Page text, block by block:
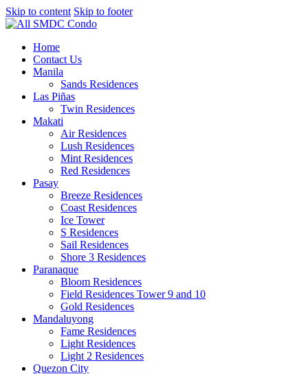
Skip to content Skip to footer
Home
Contact Us
Manila
Sands Residences
Las Piñas
Twin Residences
Makati
Air Residences
Lush Residences
Mint Residences
Red Residences
Pasay
Breeze Residences
Coast Residences
Ice Tower
S Residences
Sail Residences
Shore 3 Residences
Paranaque
Bloom Residences
Field Residences Tower 9 and 10
Gold Residences
Mandaluyong
Fame Residences
Light Residences
Light 2 Residences
Quezon City